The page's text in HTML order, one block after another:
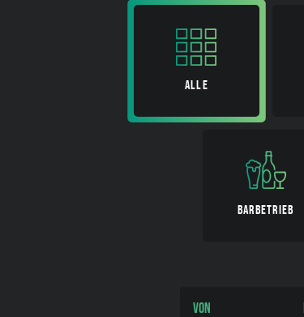
ALLE
BARBETRIEB
Von